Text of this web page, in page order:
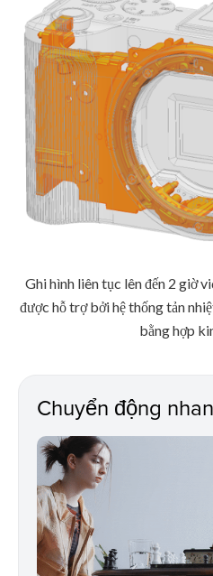
Ghi hình liên tục lên đến 2 giờ
được hỗ trợ bởi hệ thống tản
bằng hợp
Chuyển động